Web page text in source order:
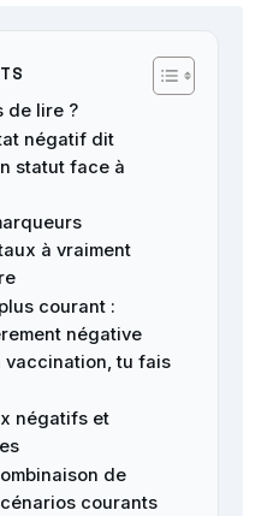
de lire ?
négatif dit
statut face à
à vraiment
courant :
négative
vaccination, tu fais
négatifs et
de
courants